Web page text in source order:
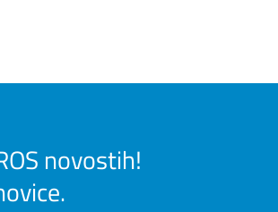
novostih!